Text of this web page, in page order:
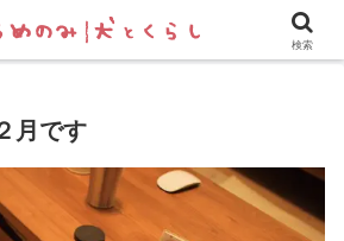
フレブル飼い方・しつけ ペットグッズ&
月です
検索